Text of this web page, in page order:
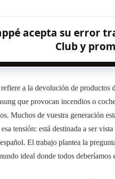
acepta su error
Club y
a la devolución de
que provocan incendios o
Muchos de vuestra generación
tensión: está destinada a ser
El trabajo plantea la
ideal donde todos deberíamos